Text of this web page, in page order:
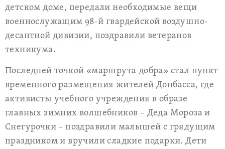
детском доме, передали необходимые вещи
военнослужащим 98-й гвардейской воздушно-
десантной дивизии, поздравили ветеранов
техникума.
Последней точкой «маршрута добра» стал пункт
временного размещения жителей Донбасса, где
активисты учебного учреждения в образе
главных зимних волшебников – Деда Мороза и
Снегурочки – поздравили малышей с грядущим
праздником и вручили сладкие подарки. Дети